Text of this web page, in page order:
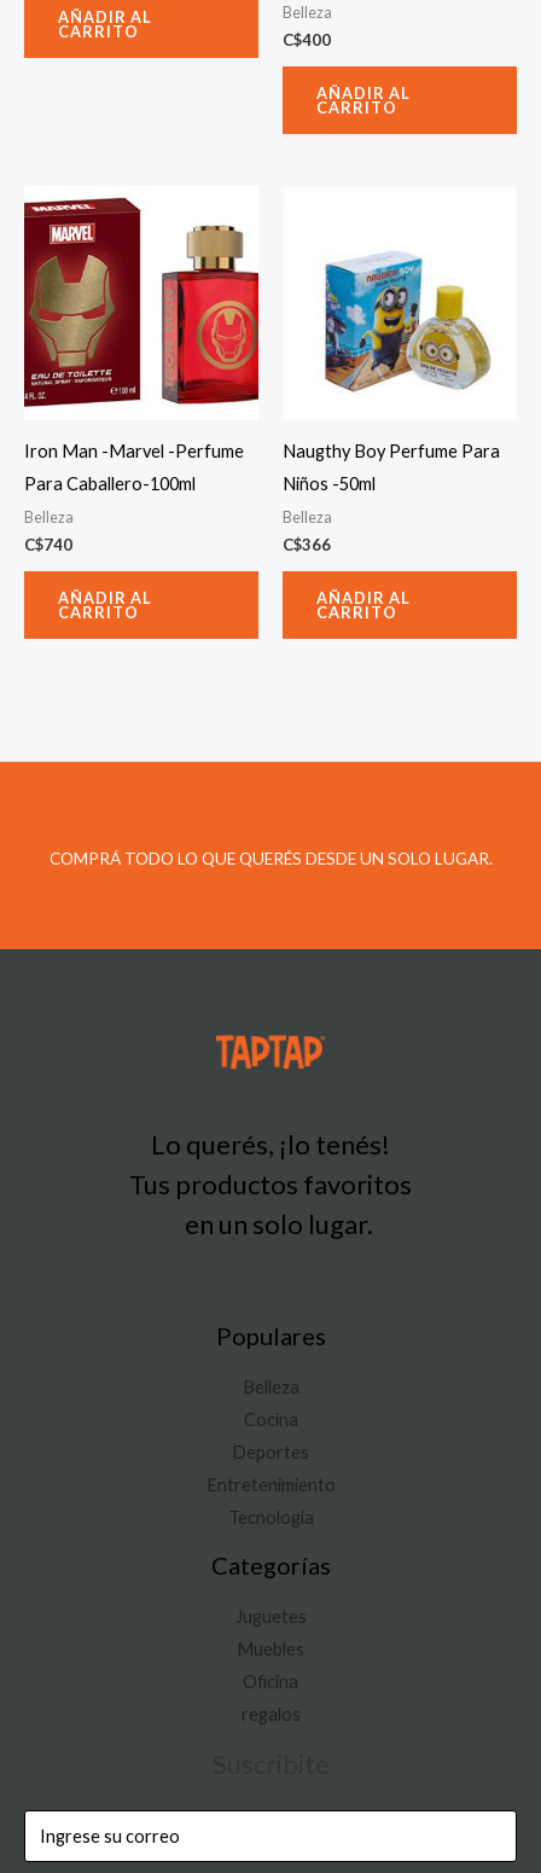
AÑADIR AL
CARRITO
Belleza
C$400
AÑADIR AL
CARRITO
Iron Man -Marvel -Perfume
Para Caballero-100ml
Belleza
C$740
AÑADIR AL
CARRITO
Naugthy Boy Perfume Para
Niños -50ml
Belleza
C$366
AÑADIR AL
CARRITO
COMPRÁ TODO LO QUE QUERÉS DESDE UN SOLO LUGAR.
Lo querés, ¡lo tenés!
Tus productos favoritos
en un solo lugar.
Populares
Belleza
Cocina
Deportes
Entretenimiento
Tecnología
Categorías
Juguetes
Muebles
Oficina
regalos